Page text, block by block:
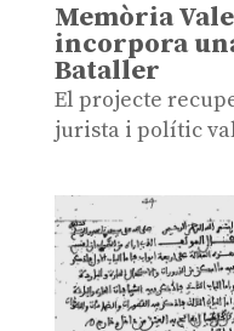
Memòria
incorpora
Bataller
El projecte
jurista i polític